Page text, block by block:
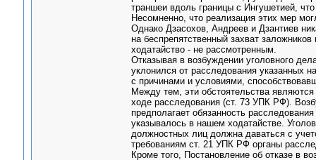
траншеи вдоль границы с Ингушетией,
Несомненно, что реализация этих мер
Однако Дзасохов, Андреев и Дзантиев
на беспрепятственный захват
ходатайство - не рассмотренным.
Отказывая в возбуждении уголовного
уклонился от расследования указанных
с причинами и условиями,
Между тем, эти обстоятельства
ходе расследования (ст. 73 УПК РФ).
предполагает обязанность
указывалось в нашем ходатайстве.
должностных лиц должна даваться с
требованиям ст. 21 УПК РФ органы
Кроме того, Постановление об отказе в